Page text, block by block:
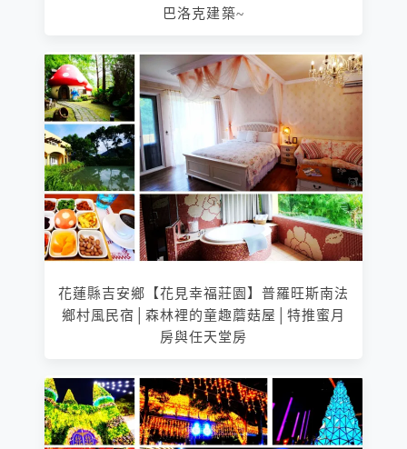
巴洛克建築~
花蓮縣吉安鄉【花見幸福莊園】普羅旺斯南法
鄉村風民宿│森林裡的童趣蘑菇屋│特推蜜月
房與任天堂房